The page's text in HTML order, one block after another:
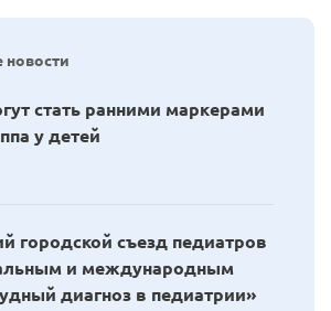
новости
стать ранними маркерами
у детей
городской съезд педиатров
и международным
диагноз в педиатрии»